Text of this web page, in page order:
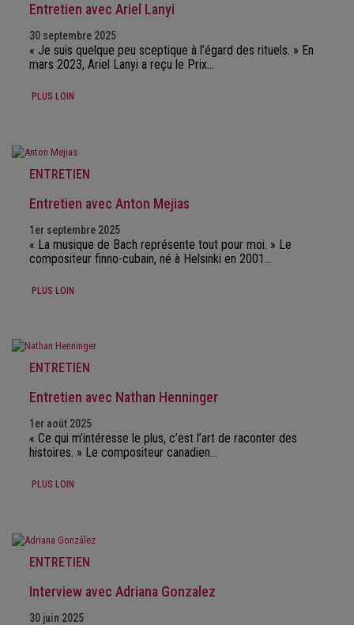
Entretien avec Ariel Lanyi
30 septembre 2025
« Je suis quelque peu sceptique à l’égard des rituels. » En
mars 2023, Ariel Lanyi a reçu le Prix…
PLUS LOIN
ENTRETIEN
Entretien avec Anton Mejias
1er septembre 2025
« La musique de Bach représente tout pour moi. » Le
compositeur finno-cubain, né à Helsinki en 2001…
PLUS LOIN
ENTRETIEN
Entretien avec Nathan Henninger
1er août 2025
« Ce qui m’intéresse le plus, c’est l’art de raconter des
histoires. » Le compositeur canadien…
PLUS LOIN
ENTRETIEN
Interview avec Adriana Gonzalez
30 juin 2025